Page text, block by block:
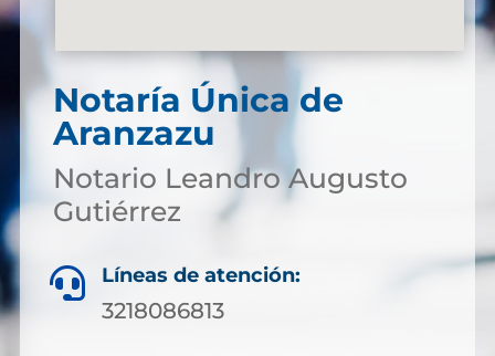
Notaría Única de
Aranzazu
Notario Leandro Augusto
Gutiérrez
 Líneas de atención:
3218086813